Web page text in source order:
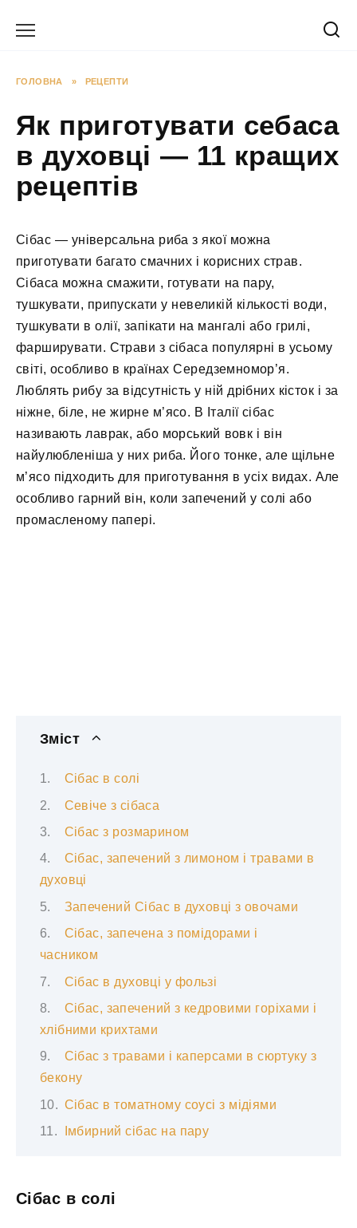
ГОЛОВНА » РЕЦЕПТИ
Як приготувати себаса
в духовці — 11 кращих
рецептів
Сібас — універсальна риба з якої можна
приготувати багато смачних і корисних страв.
Сібаса можна смажити, готувати на пару,
тушкувати, припускати у невеликій кількості води,
тушкувати в олії, запікати на мангалі або грилі,
фарширувати. Страви з сібаса популярні в усьому
світі, особливо в країнах Середземномор’я.
Люблять рибу за відсутність у ній дрібних кісток і за
ніжне, біле, не жирне м’ясо. В Італії сібас
називають лаврак, або морський вовк і він
найулюбленіша у них риба. Його тонке, але щільне
м’ясо підходить для приготування в усіх видах. Але
особливо гарний він, коли запечений у солі або
промасленому папері.
Зміст
Сібас в солі
Севіче з сібаса
Сібас з розмарином
Сібас, запечений з лимоном і травами в
духовці
Запечений Сібас в духовці з овочами
Сібас, запечена з помідорами і
часником
Сібас в духовці у фользі
Сібас, запечений з кедровими горіхами і
хлібними крихтами
Сібас з травами і каперсами в сюртуку з
бекону
Сібас в томатному соусі з мідіями
Імбирний сібас на пару
Сібас в солі